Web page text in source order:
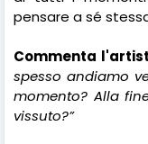
pensare a sé
Commenta
spesso andiamo
momento? Alla
vissuto?”